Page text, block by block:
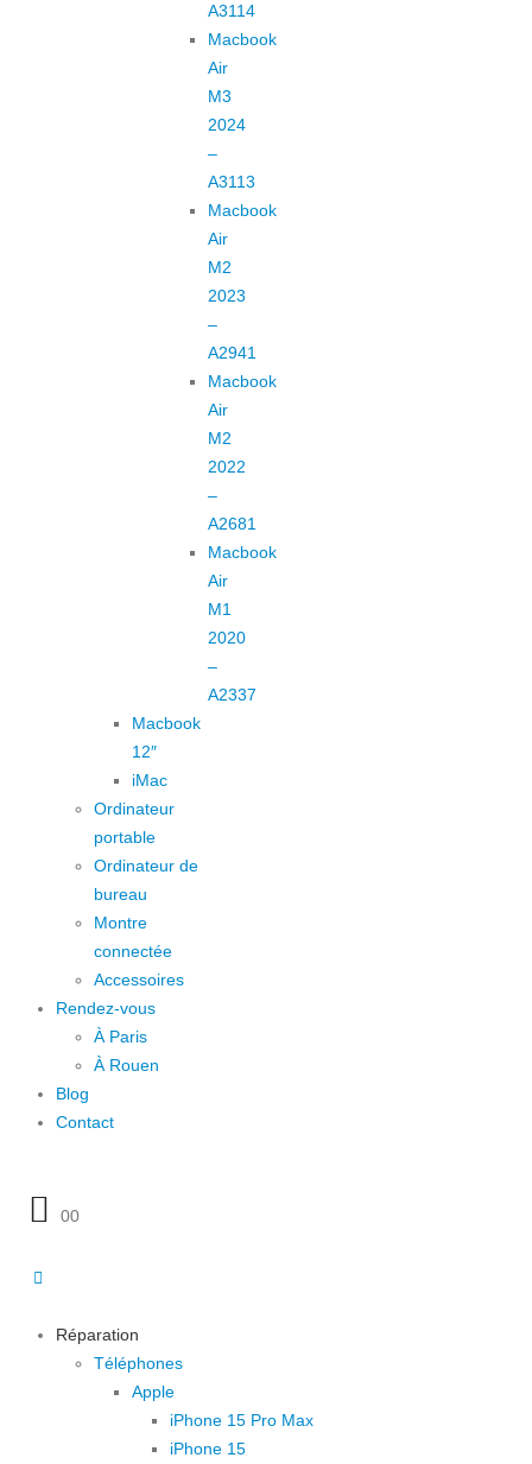
A3114
Macbook
Air
M3
2024
–
A3113
Macbook
Air
M2
2023
–
A2941
Macbook
Air
M2
2022
–
A2681
Macbook
Air
M1
2020
–
A2337
Macbook
12″
iMac
Ordinateur
portable
Ordinateur de
bureau
Montre
connectée
Accessoires
Rendez-vous
À Paris
À Rouen
Blog
Contact
00
Réparation
Téléphones
Apple
iPhone 15 Pro Max
iPhone 15